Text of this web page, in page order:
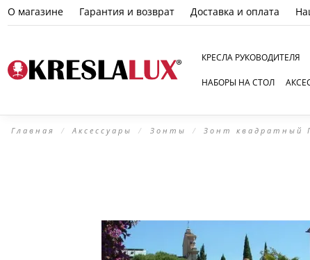
О магазине Гарантия и возврат Доставка и оплата
КРЕСЛА РУКОВОДИТЕЛЯ
НАБОРЫ НА СТОЛ
Главная Аксессуары Зонты Зонт квадратный